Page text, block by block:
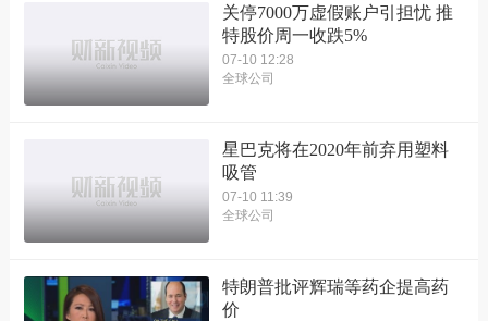
关停7000万虚假账户引担忧 推
特股价周一收跌5%
07-10 12:28
全球公司
星巴克将在2020年前弃用塑料
吸管
07-10 11:39
全球公司
特朗普批评辉瑞等药企提高药
价